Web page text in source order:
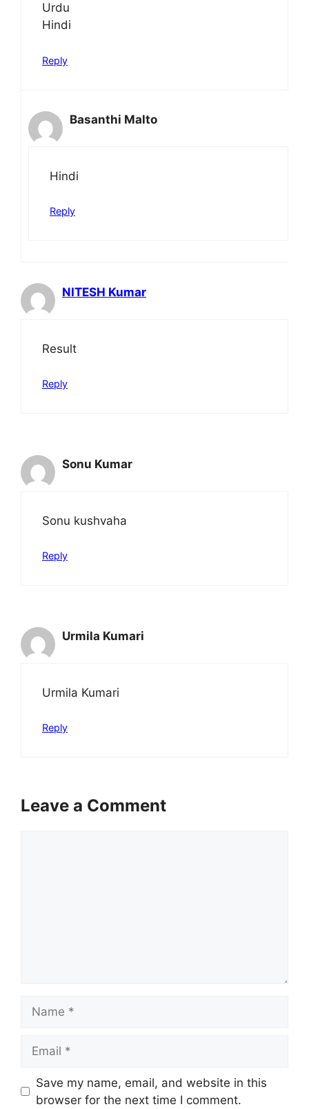
Urdu
Hindi
Reply
Basanthi Malto
Hindi
Reply
NITESH Kumar
Result
Reply
Sonu Kumar
Sonu kushvaha
Reply
Urmila Kumari
Urmila Kumari
Reply
Leave a Comment
Website
Save my name, email, and website in this
browser for the next time I comment.